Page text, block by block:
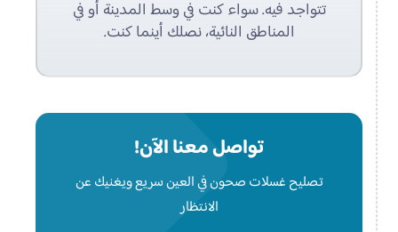
تتواجد فيه. سواء كنت في وسط المدينة أو في
المناطق النائية، نصلك أينما كنت.
تواصل معنا الآن!
تصليح غسلات صحون في العين سريع ويغنيك عن
الانتظار